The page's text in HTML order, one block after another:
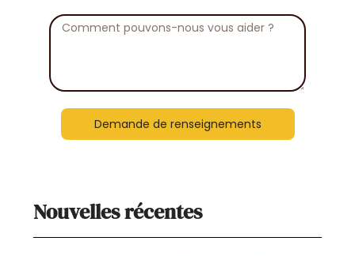
Message
Demande de renseignements
Nouvelles récentes